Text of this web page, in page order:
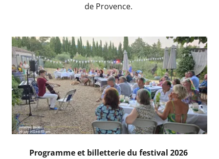
de Provence.
Programme et billetterie du festival 2026